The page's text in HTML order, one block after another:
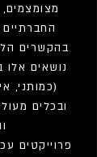
בהקשרים
נושאים אלו
(כמותני,
ובכלים
פרוייקטים